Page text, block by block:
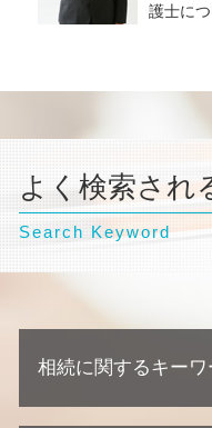
護士に
よく検索され
Search Keyword
相続に関するキーワ